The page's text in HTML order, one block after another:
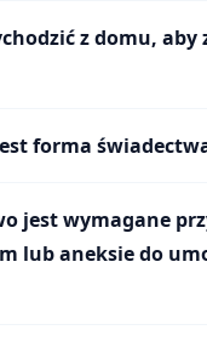
z domu, aby
forma
jest wymagane
lub aneksie do